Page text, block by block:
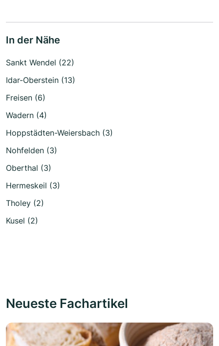
In der Nähe
Sankt Wendel (22)
Idar-Oberstein (13)
Freisen (6)
Wadern (4)
Hoppstädten-Weiersbach (3)
Nohfelden (3)
Oberthal (3)
Hermeskeil (3)
Tholey (2)
Kusel (2)
Neueste Fachartikel